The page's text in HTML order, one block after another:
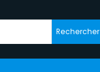
Rechercher